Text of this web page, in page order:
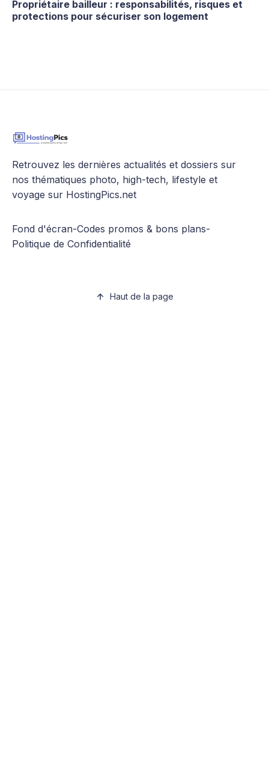
Propriétaire bailleur : responsabilités, risques et
protections pour sécuriser son logement
Retrouvez les dernières actualités et dossiers sur
nos thématiques photo, high-tech, lifestyle et
voyage sur HostingPics.net
Fond d'écran-Codes promos & bons plans-
Politique de Confidentialité
Haut de la page